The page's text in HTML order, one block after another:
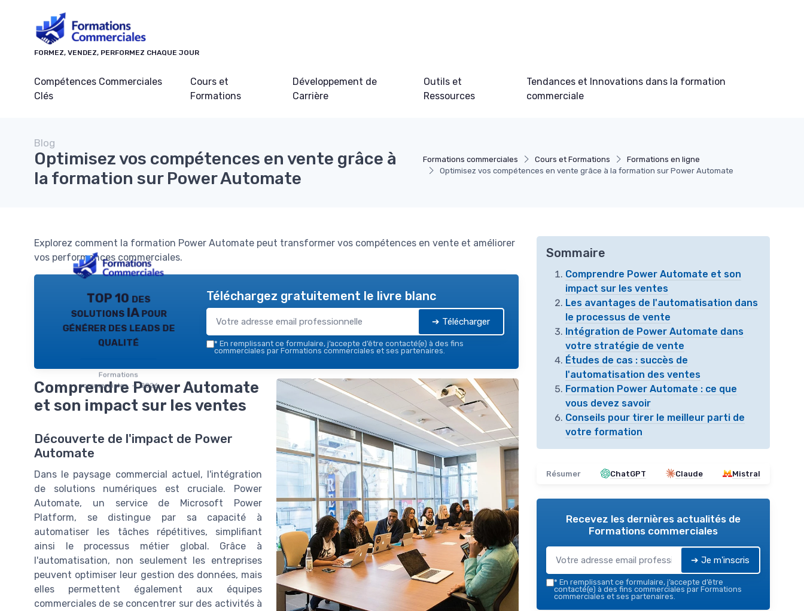
FORMEZ, VENDEZ, PERFORMEZ CHAQUE JOUR
Compétences Commerciales
Clés
Cours et
Formations
Développement de
Carrière
Outils et
Ressources
Tendances et Innovations dans la formation
commerciale
Formations commerciales Cours et Formations
Formations en ligne
Optimisez vos compétences en vente grâce à la formation sur Power Automate
Blog
Optimisez vos compétences en vente grâce à
la formation sur Power Automate
Explorez comment la formation Power Automate peut transformer vos compétences en vente et améliorer
vos performances commerciales.
TOP 10 des
solutions IA pour
générer des leads de
qualité
Formations
commerciales — 2026
Téléchargez gratuitement le livre blanc
➔ Télécharger
* En remplissant ce formulaire, j’accepte d’être contacté(e) à des fins
commerciales par Formations commerciales et ses partenaires.
Comprendre Power Automate
et son impact sur les ventes
Découverte de l'impact de Power
Automate
Dans le paysage commercial actuel, l'intégration
de solutions numériques est cruciale. Power
Automate, un service de Microsoft Power
Platform, se distingue par sa capacité à
automatiser les tâches répétitives, simplifiant
ainsi le processus métier global. Grâce à
l'automatisation, non seulement les entreprises
peuvent optimiser leur gestion des données, mais
elles permettent également aux équipes
commerciales de se concentrer sur des activités à
Sommaire
Comprendre Power Automate et son
impact sur les ventes
Les avantages de l'automatisation dans
le processus de vente
Intégration de Power Automate dans
votre stratégie de vente
Études de cas : succès de
l'automatisation des ventes
Formation Power Automate : ce que
vous devez savoir
Conseils pour tirer le meilleur parti de
votre formation
Résumer ChatGPT Claude Mistral
Recevez les dernières actualités de
Formations commerciales
➔ Je m'inscris
* En remplissant ce formulaire, j’accepte d’être
contacté(e) à des fins commerciales par Formations
commerciales et ses partenaires.